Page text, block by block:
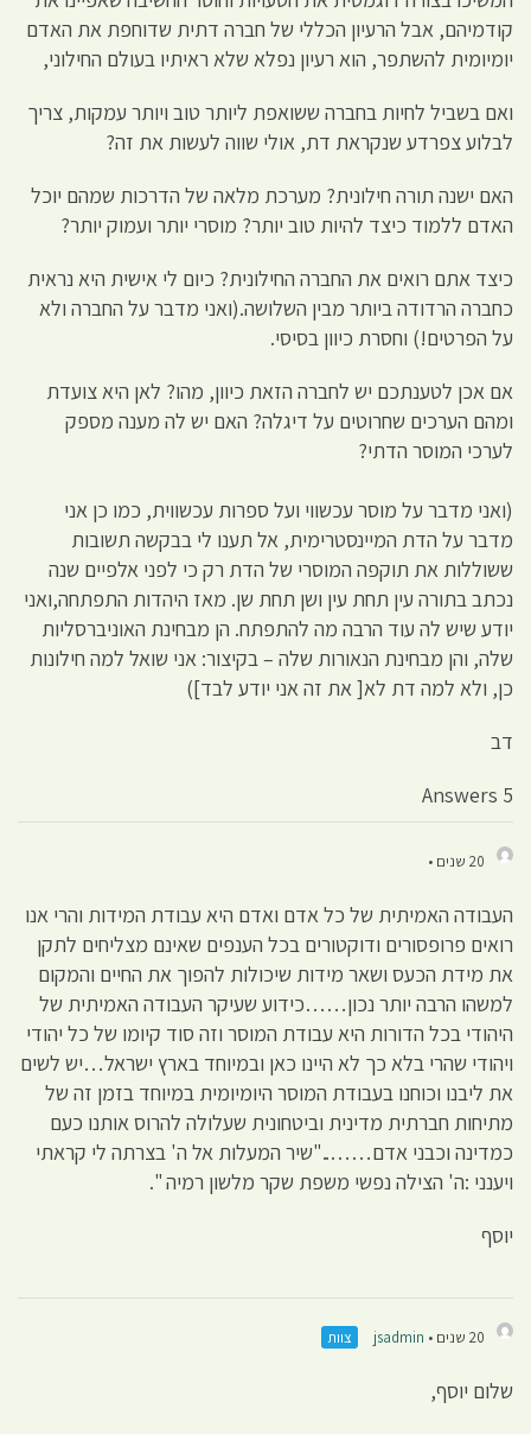
קודמיהם, אבל הרעיון הכללי של חברה דתית שדוחפת את האדם
יומיומית להשתפר, הוא רעיון נפלא שלא ראיתיו בעולם החילוני,
ואם בשביל לחיות בחברה ששואפת ליותר טוב ויותר עמקות, צריך
לבלוע צפרדע שנקראת דת, אולי שווה לעשות את זה?
האם ישנה תורה חילונית? מערכת מלאה של הדרכות שמהם יוכל
האדם ללמוד כיצד להיות טוב יותר? מוסרי יותר ועמוק יותר?
כיצד אתם רואים את החברה החילונית? כיום לי אישית היא נראית
כחברה הרדודה ביותר מבין השלושה.(ואני מדבר על החברה ולא
על הפרטים!) וחסרת כיוון בסיסי.
אם אכן לטענתכם יש לחברה הזאת כיוון, מהו? לאן היא צועדת
ומהם הערכים שחרוטים על דיגלה? האם יש לה מענה מספק
לערכי המוסר הדתי?
(ואני מדבר על מוסר עכשווי ועל ספרות עכשווית, כמו כן אני
מדבר על הדת המיינסטרימית, אל תענו לי בבקשה תשובות
ששוללות את תוקפה המוסרי של הדת רק כי לפני אלפיים שנה
נכתב בתורה עין תחת עין ושן תחת שן. מאז היהדות התפתחה,ואני
יודע שיש לה עוד הרבה מה להתפתח. הן מבחינת האוניברסליות
שלה, והן מבחינת הנאורות שלה – בקיצור: אני שואל למה חילונות
כן, ולא למה דת לא[ את זה אני יודע לבד])
דב
5 Answers
20 שנים •
העבודה האמיתית של כל אדם ואדם היא עבודת המידות והרי אנו
רואים פרופסורים ודוקטורים בכל הענפים שאינם מצליחים לתקן
את מידת הכעס ושאר מידות שיכולות להפוך את החיים והמקום
למשהו הרבה יותר נכון……כידוע שעיקר העבודה האמיתית של
היהודי בכל הדורות היא עבודת המוסר וזה סוד קיומו של כל יהודי
ויהודי שהרי בלא כך לא היינו כאן ובמיוחד בארץ ישראל…יש לשים
את ליבנו וכוחנו בעבודת המוסר היומיומית במיוחד בזמן זה של
מתיחות חברתית מדינית וביטחונית שעלולה להרוס אותנו כעם
כמדינה וכבני אדם…….."שיר המעלות אל ה' בצרתה לי קראתי
ויענני :ה' הצילה נפשי משפת שקר מלשון רמיה ".
יוסף
20 שנים • jsadmin צוות
שלום יוסף,